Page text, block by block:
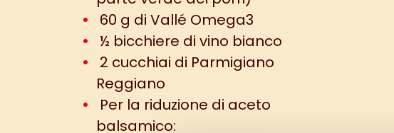
60 g di Vallé Omega3
½ bicchiere di vino bianco
2 cucchiai di Parmigiano
Reggiano
Per la riduzione di aceto
balsamico: